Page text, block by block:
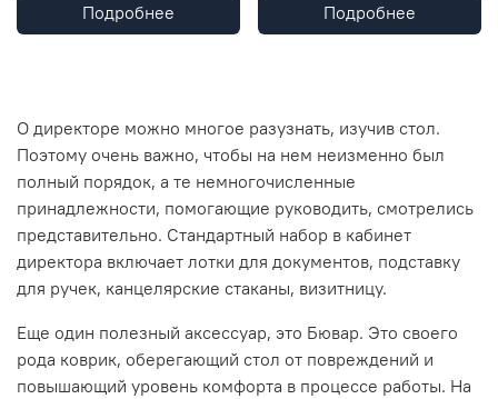
Подробнее Подробнее
О директоре можно многое разузнать, изучив стол.
Поэтому очень важно, чтобы на нем неизменно был
полный порядок, а те немногочисленные
принадлежности, помогающие руководить, смотрелись
представительно. Стандартный набор в кабинет
директора включает лотки для документов, подставку
для ручек, канцелярские стаканы, визитницу.
Еще один полезный аксессуар, это Бювар. Это своего
рода коврик, оберегающий стол от повреждений и
повышающий уровень комфорта в процессе работы. На